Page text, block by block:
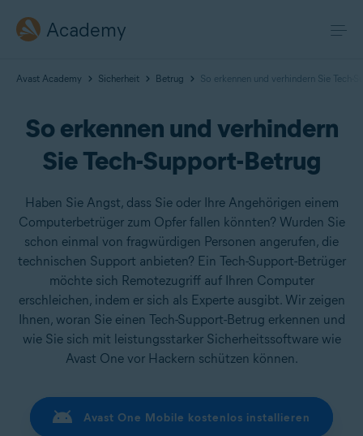
Academy
Avast Academy Sicherheit Betrug So erkennen und verhindern Sie Tech-
So erkennen und verhindern
Sie Tech-Support-Betrug
Haben Sie Angst, dass Sie oder Ihre Angehörigen einem
Computerbetrüger zum Opfer fallen könnten? Wurden Sie
schon einmal von fragwürdigen Personen angerufen, die
technischen Support anbieten? Ein Tech-Support-Betrüger
möchte sich Remotezugriff auf Ihren Computer
erschleichen, indem er sich als Experte ausgibt. Wir zeigen
Ihnen, woran Sie einen Tech-Support-Betrug erkennen und
wie Sie sich mit leistungsstarker Sicherheitssoftware wie
Avast One vor Hackern schützen können.
Avast One Mobile kostenlos installieren